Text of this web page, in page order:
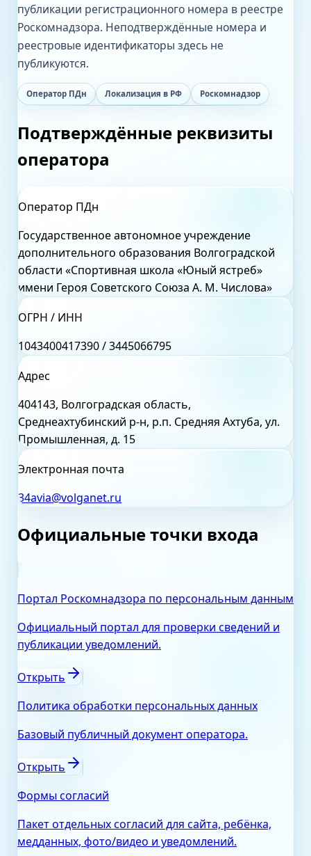
публикации регистрационного номера в реестре
Роскомнадзора. Неподтверждённые номера и
реестровые идентификаторы здесь не
публикуются.
Оператор ПДн Локализация в РФ Роскомнадзор
Подтверждённые реквизиты
оператора
Оператор ПДн
Государственное автономное учреждение
дополнительного образования Волгоградской
области «Спортивная школа «Юный ястреб»
имени Героя Советского Союза А. М. Числова»
ОГРН / ИНН
1043400417390 / 3445066795
Адрес
404143, Волгоградская область,
Среднеахтубинский р-н, р.п. Средняя Ахтуба, ул.
Промышленная, д. 15
Электронная почта
34avia@volganet.ru
Официальные точки входа
Портал Роскомнадзора по персональным данным
Официальный портал для проверки сведений и
публикации уведомлений.
Открыть
Политика обработки персональных данных
Базовый публичный документ оператора.
Открыть
Формы согласий
Пакет отдельных согласий для сайта, ребёнка,
медданных, фото/видео и уведомлений.